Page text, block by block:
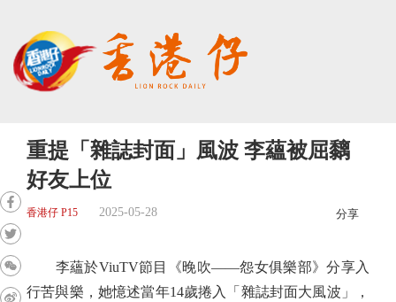
重提「雜誌封面」風波 李蘊被屈黐
好友上位
香港仔 P15 2025-05-28 分享
李蘊於ViuTV節目《晚吹——怨女俱樂部》分享入
行苦與樂，她憶述當年14歲捲入「雜誌封面大風波」，